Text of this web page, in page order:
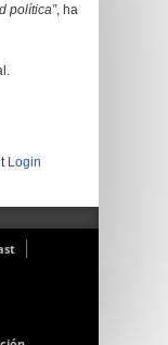
política”, ha
Login